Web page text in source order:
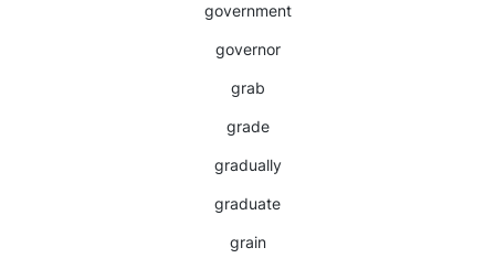
government
governor
grab
grade
gradually
graduate
grain